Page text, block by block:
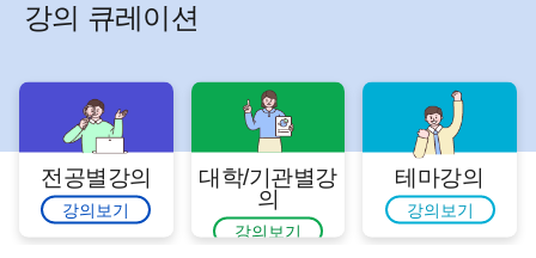
강의 큐레이션
전공별강의
강의보기
대학/기관별강
의
강의보기
테마강의
강의보기